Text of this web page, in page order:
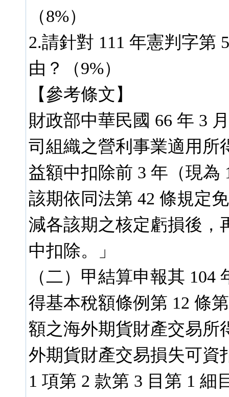
（8%）
2.請針對 111 年憲判字第
由？（9%）
【參考條文】
財政部中華民國 66 年 3
司組織之營利事業適用所
益額中扣除前 3 年（現為
該期依同法第 42 條規定
減各該期之核定虧損後，
中扣除。」
（二）甲結算申報其
得基本稅額條例第 12 條
額之海外期貨財產交易所
外期貨財產交易損失可資
1 項第 2 款第 3 目第 1